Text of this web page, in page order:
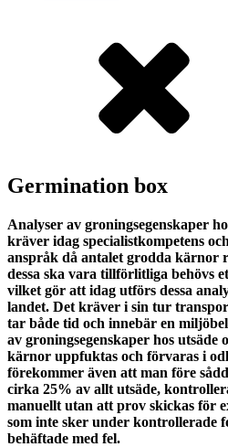
Germination box
Analyser av groningsegenskaper
kräver idag specialistkompetens
anspråk då antalet grodda kärnor
dessa ska vara tillförlitliga behövs
vilket gör att idag utförs dessa
landet. Det kräver i sin tur
tar både tid och innebär en
av groningsegenskaper hos utsäde
kärnor uppfuktas och förvaras i
förekommer även att man före
cirka 25% av allt utsäde,
manuellt utan att prov skickas för
som inte sker under kontrollerade
behäftade med fel.